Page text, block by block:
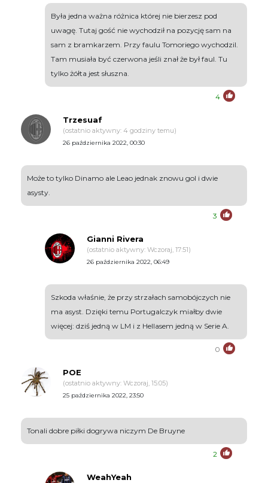
Była jedna ważna różnica której nie bierzesz pod
uwagę. Tutaj gość nie wychodził na pozycję sam na
sam z bramkarzem. Przy faulu Tomoriego wychodzil.
Tam musiała być czerwona jeśli znał że był faul. Tu
tylko żółta jest słuszna.
4
Trzesuaf
(ostatnio aktywny: 4 godziny temu)
26 października 2022, 00:30
Może to tylko Dinamo ale Leao jednak znowu gol i dwie
asysty.
3
Gianni Rivera
(ostatnio aktywny: Wczoraj, 17:51)
26 października 2022, 06:49
Szkoda właśnie, że przy strzałach samobójczych nie
ma asyst. Dzięki temu Portugalczyk miałby dwie
więcej: dziś jedną w LM i z Hellasem jedną w Serie A.
0
POE
(ostatnio aktywny: Wczoraj, 15:05)
25 października 2022, 23:50
Tonali dobre piłki dogrywa niczym De Bruyne
2
WeahYeah